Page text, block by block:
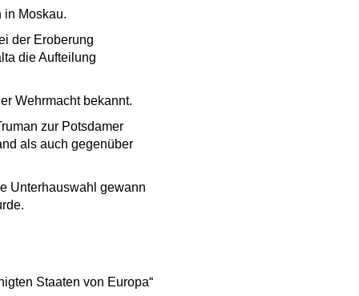
in Moskau.
der Eroberung
die Aufteilung
Wehrmacht bekannt.
zur Potsdamer
als auch gegenüber
Unterhauswahl gewann
Staaten von Europa“